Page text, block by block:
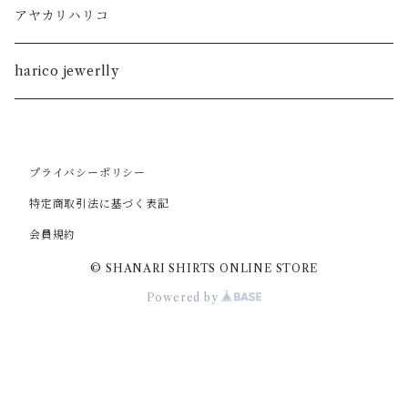
L
S
M
S
柿渋
XL
暮染
アヤカリハリコ
harico jewerlly
プライバシーポリシー
特定商取引法に基づく表記
会員規約
© SHANARI SHIRTS ONLINE STORE
Powered by